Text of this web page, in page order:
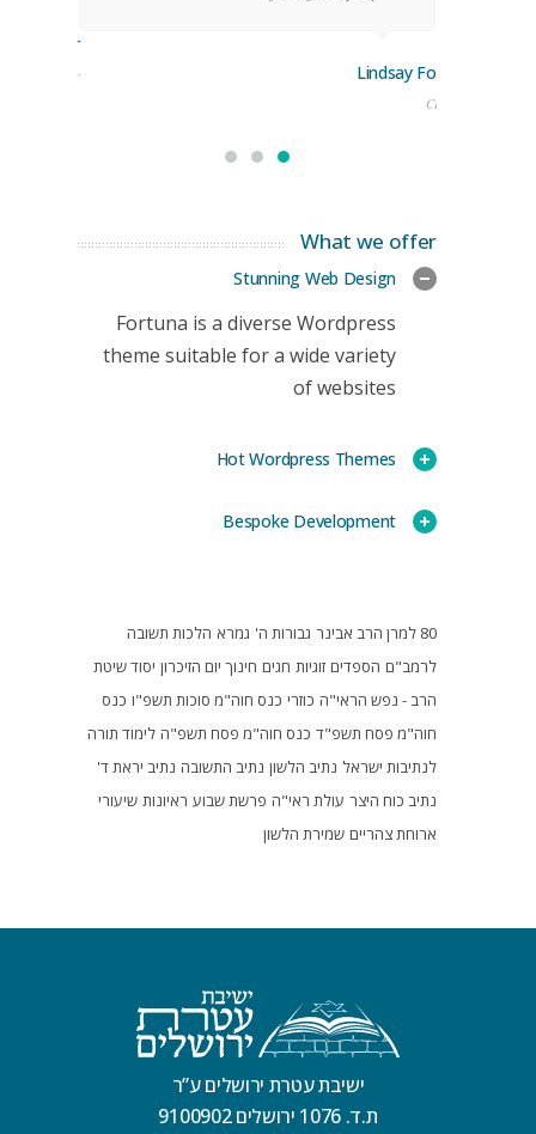
Lindsay Ford
CEO
Stoner
Manager
What we offer
Stunning Web Design
Fortuna is a diverse Wordpress
theme suitable for a wide variety
of websites
Hot Wordpress Themes
Bespoke Development
80 למרן הרב אבינר גבורות ה' גמרא הלכות תשובה
לרמב"ם הספדים זוגיות חגים חינוך יום הזיכרון יסוד שיטת
הרב - נפש הראי"ה כוזרי כנס חוה"מ סוכות תשפ"ו כנס
חוה"מ פסח תשפ"ד כנס חוה"מ פסח תשפ"ה לימוד תורה
לנתיבות ישראל נתיב הלשון נתיב התשובה נתיב יראת ד'
נתיב כוח היצר עולת ראי"ה פרשת שבוע ראיונות שיעורי
ארוחת צהריים שמירת הלשון
ישיבת עטרת ירושלים ע”ר
ת.ד. 1076 ירושלים 9100902